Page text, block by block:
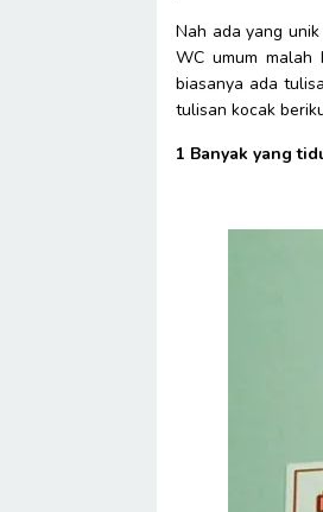
Nah ada yang
WC umum malah
biasanya ada
tulisan kocak
1 Banyak yang